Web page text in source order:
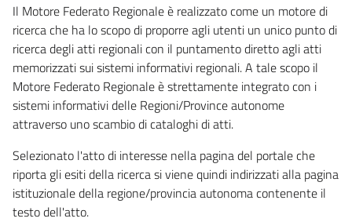
Il Motore Federato Regionale è realizzato come un motore di
ricerca che ha lo scopo di proporre agli utenti un unico punto di
ricerca degli atti regionali con il puntamento diretto agli atti
memorizzati sui sistemi informativi regionali. A tale scopo il
Motore Federato Regionale è strettamente integrato con i
sistemi informativi delle Regioni/Province autonome
attraverso uno scambio di cataloghi di atti.
Selezionato l'atto di interesse nella pagina del portale che
riporta gli esiti della ricerca si viene quindi indirizzati alla pagina
istituzionale della regione/provincia autonoma contenente il
testo dell'atto.